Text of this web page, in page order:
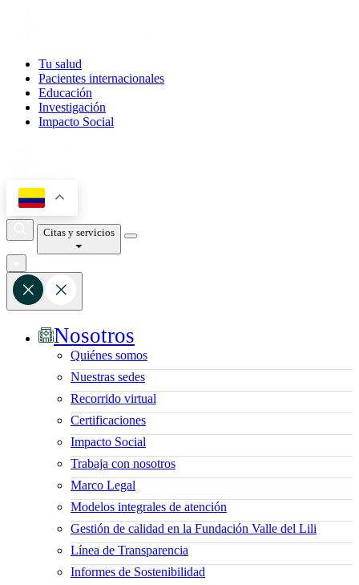
Tu salud
Pacientes internacionales
Educación
Investigación
Impacto Social
Citas y servicios
Nosotros
Quiénes somos
Nuestras sedes
Recorrido virtual
Certificaciones
Impacto Social
Trabaja con nosotros
Marco Legal
Modelos integrales de atención
Gestión de calidad en la Fundación Valle del Lili
Línea de Transparencia
Informes de Sostenibilidad